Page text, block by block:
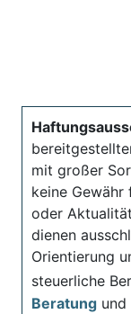
mit großer
keine
oder
dienen
Orientierung
steuerliche
Beratung und